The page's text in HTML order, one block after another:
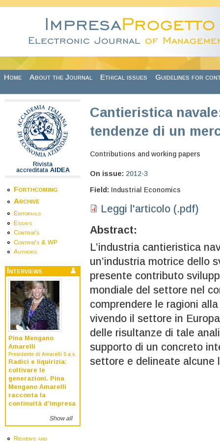
Home About the Journal Ethical issues Guidelines for
Rivista
accreditata AIDEA
Forthcoming
Archive
Editorials
Essays
Contrib's
Contrib's & WP
Authors
Interviews
Pina Mengano
Amarelli
Presidente di Amarelli S.a.s.
Radici e liquirizia:
coltivare le
generazioni. Pina
Mengano Amarelli
racconta la
continuità d’impresa
Show all
Reviews and
Cantieristica
tendenze di un
Contributions and working papers
On issue: 2012-3
Field: Industrial Economics
Leggi l'articolo (.pdf)
Abstract:
L’industria cantieristica
un’industria motrice dello
presente contributo
mondiale del settore nel
comprendere le ragioni
vivendo il settore in
delle risultanze di tale
supporto di un concreto
settore e delineate alcune